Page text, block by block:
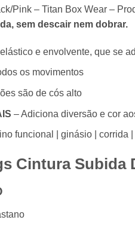
Pink – Titan Box Wear –
sem descair nem dobrar.
e envolvente, que se
os movimentos
são de cós alto
– Adiciona diversão e cor
funcional | ginásio | corrida
Cintura Subida